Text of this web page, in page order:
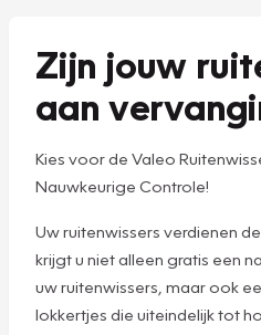
Zijn jouw
aan
Kies voor de Valeo
Nauwkeurige Controle!
Uw ruitenwissers verdienen
krijgt u niet alleen gratis een
uw ruitenwissers, maar ook
lokkertjes die uiteindelijk tot